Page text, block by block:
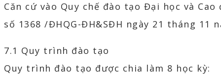
Căn cứ vào Quy chế đào tạo Đại học và
số 1368 /ĐHQG-ĐH&SĐH ngày 21 tháng 11
7.1 Quy trình đào tạo
Quy trình đào tạo được chia làm 8 học kỳ: